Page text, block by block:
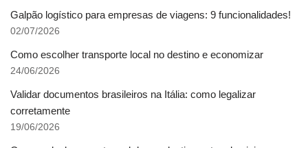
Galpão logístico para empresas de viagens: 9 funcionalidades!
02/07/2026
Como escolher transporte local no destino e economizar
24/06/2026
Validar documentos brasileiros na Itália: como legalizar
corretamente
19/06/2026